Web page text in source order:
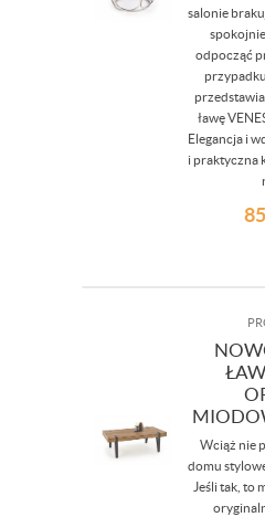
salonie
odpocząć
ławę
Elegancja i
i praktyczna
Wciąż nie
domu
Jeśli tak, to